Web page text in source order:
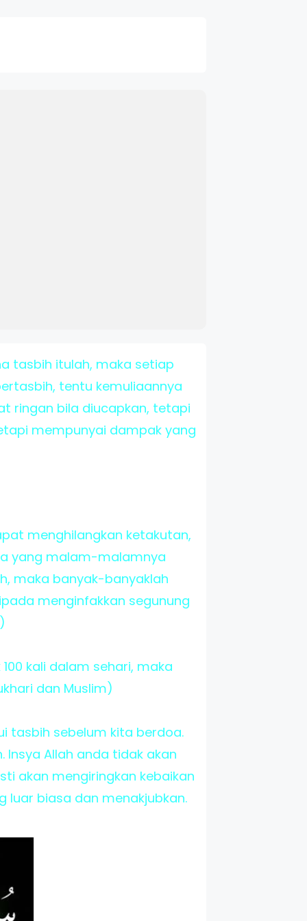
tasbih itulah, maka setiap
tentu kemuliaannya
ringan bila diucapkan, tetapi
mempunyai dampak yang
menghilangkan ketakutan,
yang malam-malamnya
maka banyak-banyaklah
menginfakkan segunung
kali dalam sehari, maka
dan Muslim)
tasbih sebelum kita berdoa.
Allah anda tidak akan
akan mengiringkan kebaikan
luar biasa dan menakjubkan.